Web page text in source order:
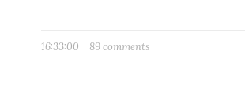
16:33:00 89 comments